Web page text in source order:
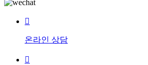

온라인 상담
